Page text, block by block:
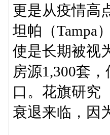
更是从疫情高
坦帕（Tampa
使是长期被视
房源1,300套
口。花旗研究
衰退来临，因